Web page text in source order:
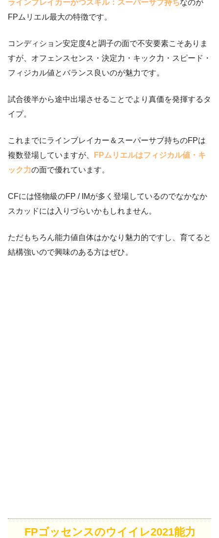
ラインブレイカーかつスキル：スーパーサブ持ちなのが
FPムリエル最大の特徴です。
コンディション安定度4と調子の面で不安要素こそありま
すが、オフェンスセンス・決定力・キック力・スピード・
フィジカル値とバランス良いのが魅力です。
試合後半から途中出場させることでより真価を発揮するタ
イプ。
これまでにラインブレイカー＆スーパーサブ持ちのFPは
複数登場していますが、
FPムリエルはフィジカル値・キ
ック力の面で優れています。
CFには怪物級のFP / IMが多く登場しているのでなかなか
スカッドには入りづらいかもしれません。
ただもちろん能力値自体はかなり魅力的ですし、育てると
結構強いので興味のある方はぜひ。
FPゴッセンスのウイイレ2021能力